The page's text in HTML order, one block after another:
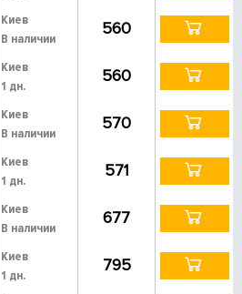
Киев
В наличии
560
Киев
1 дн.
560
Киев
В наличии
570
Киев
1 дн.
571
Киев
В наличии
677
Киев
1 дн.
795